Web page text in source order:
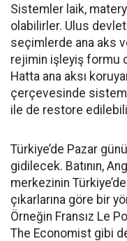
Sistemler laik,
olabilirler. Ulus
seçimlerde ana aks
rejimin işleyiş formu
Hatta ana aksı
çerçevesinde sistem
ile de restore
Türkiye’de Pazar
gidilecek. Batının,
merkezinin
çıkarlarına göre bir
Örneğin Fransız Le
The Economist gibi